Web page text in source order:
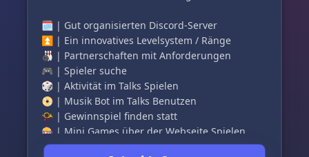
🗓️ | Gut organisierten Discord-Server
⏫ | Ein innovatives Levelsystem / Ränge
🎳 | Partnerschaften mit Anforderungen
🎮 | Spieler suche
🎲 | Aktivität im Talks Spielen
📀 | Musik Bot im Talks Benutzen
📯 | Gewinnspiel finden statt
🎰 | Mini Games über der Webseite Spielen
🔗 | Eigenen Werbung immer 6 Stunden könnt